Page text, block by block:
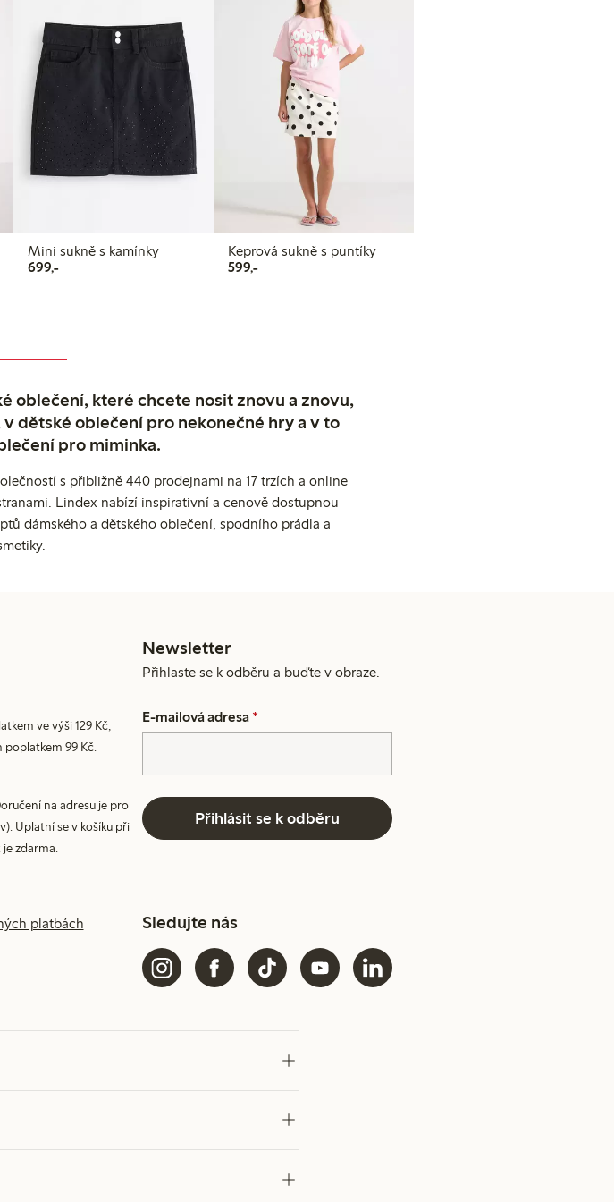
Mini sukně s kamínky
699,-699,00 Kč
Keprová sukně s puntíky
599,-599,00 Kč
oblečení, které chcete nosit znovu a znovu,
dětské oblečení pro nekonečné hry a v to
pro miminka.
s přibližně 440 prodejnami na 17 trzích a online
Lindex nabízí inspirativní a cenově dostupnou
dámského a dětského oblečení, spodního prádla a
ve výši 129 Kč,
99 Kč.
na adresu je pro
Uplatní se v košíku při
zdarma.
Newsletter
Přihlaste se k odběru a buďte v obraze.
E-mailová adresa *
Přihlásit se k odběru
platbách Sledujte nás